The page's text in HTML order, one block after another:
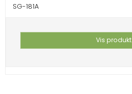
SG-181A
Vis produkt